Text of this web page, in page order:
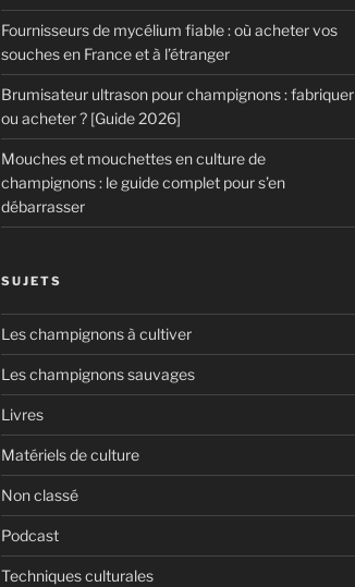
Fournisseurs de mycélium fiable : où acheter vos
souches en France et à l’étranger
Brumisateur ultrason pour champignons : fabriquer
ou acheter ? [Guide 2026]
Mouches et mouchettes en culture de
champignons : le guide complet pour s’en
débarrasser
SUJETS
Les champignons à cultiver
Les champignons sauvages
Livres
Matériels de culture
Non classé
Podcast
Techniques culturales